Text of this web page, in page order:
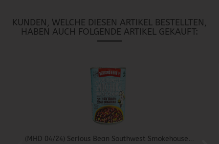
KUNDEN, WELCHE DIESEN ARTIKEL BESTELLTEN,
HABEN AUCH FOLGENDE ARTIKEL GEKAUFT:
(MHD 04/24) Serious Bean Southwest Smokehouse...